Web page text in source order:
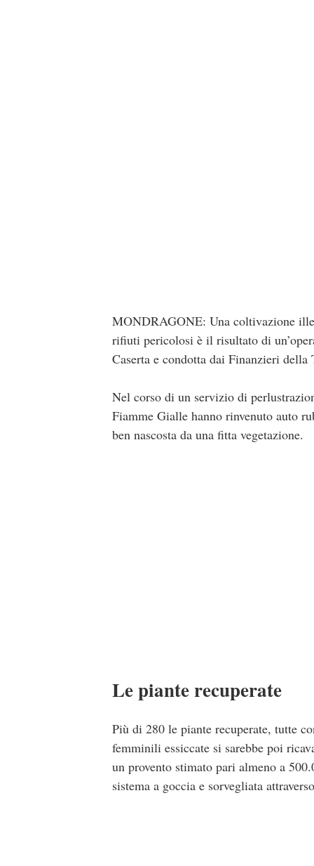
MONDRAGONE: Una coltivazione
rifiuti pericolosi è il risultato di
Caserta e condotta dai Finanzieri della
Nel corso di un servizio di
Fiamme Gialle hanno rinvenuto auto
ben nascosta da una fitta vegetazione.
Le piante recuperate
Più di 280 le piante recuperate, tutte
femminili essiccate si sarebbe poi
un provento stimato pari almeno a
sistema a goccia e sorvegliata